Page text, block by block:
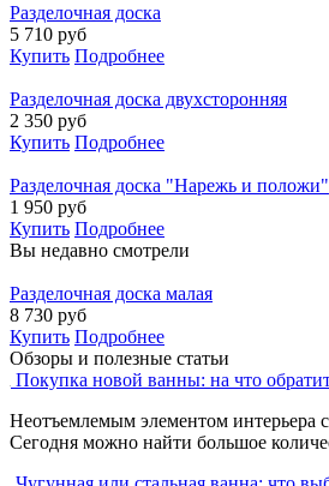
Разделочная доска
5 710 руб
Купить Подробнее
Разделочная доска двухсторонняя
2 350 руб
Купить Подробнее
Разделочная доска "Нарежь и положи"
1 950 руб
Купить Подробнее
Вы недавно смотрели
Разделочная доска малая
8 730 руб
Купить Подробнее
Обзоры и полезные статьи
Покупка новой ванны: на что
Неотъемлемым элементом интерьера
Сегодня можно найти большое